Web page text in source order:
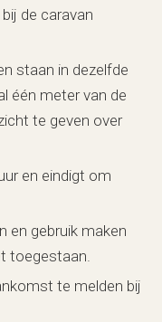
de caravan
staan in dezelfde
één meter van de
te geven over
en eindigt om
en gebruik maken
toegestaan.
te melden bij